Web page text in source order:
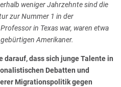
weniger Jahrzehnte sind die
zur Nummer 1 in der
in Texas war, waren etwa
Amerikaner.
darauf, dass sich junge Talente in
Debatten und
Migrationspolitik gegen